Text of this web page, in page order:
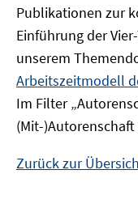
Publikationen zur
Einführung der
unserem
Arbeitszeitmodell
Im Filter
(Mit-
Zurück zur